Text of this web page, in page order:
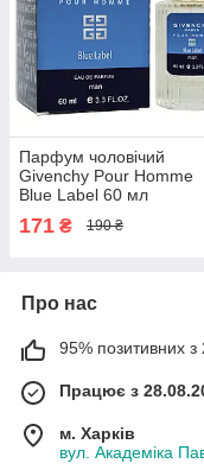
Парфум чоловічий
Givenchy Pour Homme
Blue Label 60 мл
171 ₴ 190 ₴
Про нас
95% позитивних з
Працює з
м. Харків
вул. Академіка